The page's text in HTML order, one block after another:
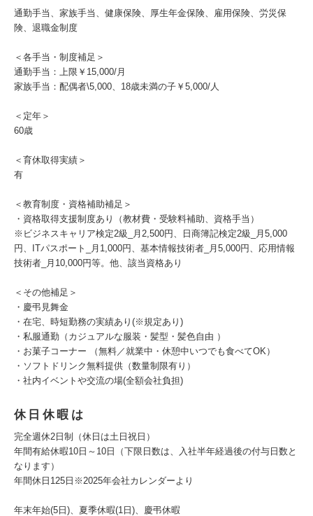
通勤手当、家族手当、健康保険、厚生年金保険、雇用保険、労災保
険、退職金制度
＜各手当・制度補足＞
通勤手当：上限￥15,000/月
家族手当：配偶者\5,000、18歳未満の子￥5,000/人
＜定年＞
60歳
＜育休取得実績＞
有
＜教育制度・資格補助補足＞
・資格取得支援制度あり（教材費・受験料補助、資格手当）
※ビジネスキャリア検定2級_月2,500円、日商簿記検定2級_月5,000
円、ITパスポート_月1,000円、基本情報技術者_月5,000円、応用情報
技術者_月10,000円等。他、該当資格あり
＜その他補足＞
・慶弔見舞金
・在宅、時短勤務の実績あり(※規定あり)
・私服通勤（カジュアルな服装・髪型・髪色自由 ）
・お菓子コーナー （無料／就業中・休憩中いつでも食べてOK）
・ソフトドリンク無料提供（数量制限有り）
・社内イベントや交流の場(全額会社負担)
休日休暇は
完全週休2日制（休日は土日祝日）
年間有給休暇10日～10日（下限日数は、入社半年経過後の付与日数と
なります）
年間休日125日※2025年会社カレンダーより
年末年始(5日)、夏季休暇(1日)、慶弔休暇